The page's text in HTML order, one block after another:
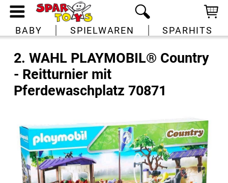
BABY SPIELWAREN SPARHITS
2. WAHL PLAYMOBIL® Country
- Reitturnier mit
Pferdewaschplatz 70871